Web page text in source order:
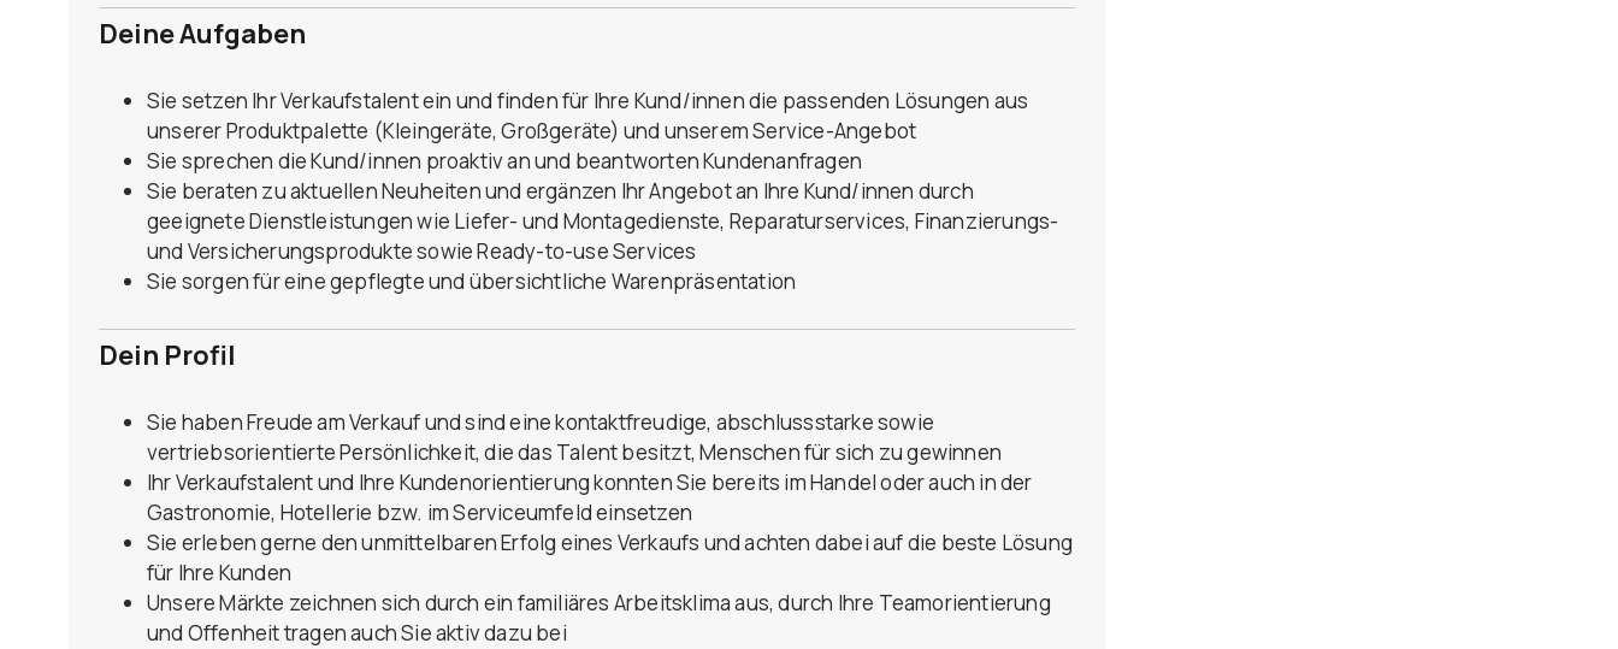
Deine Aufgaben
Sie setzen Ihr Verkaufstalent ein und finden für Ihre Kund/innen die passenden Lösungen aus
unserer Produktpalette (Kleingeräte, Großgeräte) und unserem Service-Angebot
Sie sprechen die Kund/innen proaktiv an und beantworten Kundenanfragen
Sie beraten zu aktuellen Neuheiten und ergänzen Ihr Angebot an Ihre Kund/innen durch
geeignete Dienstleistungen wie Liefer- und Montagedienste, Reparaturservices, Finanzierungs-
und Versicherungsprodukte sowie Ready-to-use Services
Sie sorgen für eine gepflegte und übersichtliche Warenpräsentation
Dein Profil
Sie haben Freude am Verkauf und sind eine kontaktfreudige, abschlussstarke sowie
vertriebsorientierte Persönlichkeit, die das Talent besitzt, Menschen für sich zu gewinnen
Ihr Verkaufstalent und Ihre Kundenorientierung konnten Sie bereits im Handel oder auch in der
Gastronomie, Hotellerie bzw. im Serviceumfeld einsetzen
Sie erleben gerne den unmittelbaren Erfolg eines Verkaufs und achten dabei auf die beste Lösung
für Ihre Kunden
Unsere Märkte zeichnen sich durch ein familiäres Arbeitsklima aus, durch Ihre Teamorientierung
und Offenheit tragen auch Sie aktiv dazu bei